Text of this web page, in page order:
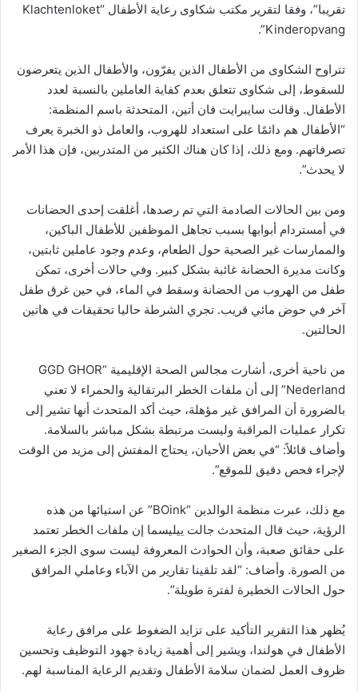
تقريبا”، وفقا لتقرير مكتب شكاوى رعاية الأطفال “Klachtenloket
Kinderopvang”.
تتراوح الشكاوى من الأطفال الذين يفرّون، والأطفال الذين يتعرضون
للسقوط، إلى شكاوى تتعلق بعدم كفاية العاملين بالنسبة لعدد
الأطفال. وقالت سايبرايت فان أتين، المتحدثة باسم المنظمة:
“الأطفال هم دائمًا على استعداد للهروب، والعامل ذو الخبرة يعرف
تصرفاتهم. ومع ذلك، إذا كان هناك الكثير من المتدربين، فإن هذا الأمر
لا يحدث”.
ومن بين الحالات الصادمة التي تم رصدها، أغلقت إحدى الحضانات
في أمستردام أبوابها بسبب تجاهل الموظفين للأطفال الباكين،
والممارسات غير الصحية حول الطعام، وعدم وجود عاملين ثابتين،
وكانت مديرة الحضانة غائبة بشكل كبير. وفي حالات أخرى، تمكن
طفل من الهروب من الحضانة وسقط في الماء، في حين غرق طفل
آخر في حوض مائي قريب. تجري الشرطة حاليا تحقيقات في هاتين
الحالتين.
من ناحية أخرى، أشارت مجالس الصحة الإقليمية “GGD GHOR
Nederland” إلى أن ملفات الخطر البرتقالية والحمراء لا تعني
بالضرورة أن المرافق غير مؤهلة، حيث أكد المتحدث أنها تشير إلى
تكرار عمليات المراقبة وليست مرتبطة بشكل مباشر بالسلامة.
وأضاف قائلاً: “في بعض الأحيان، يحتاج المفتش إلى مزيد من الوقت
لإجراء فحص دقيق للموقع”.
مع ذلك، عبرت منظمة الوالدين “BOink” عن استيائها من هذه
الرؤية، حيث قال المتحدث جالت ييليسما إن ملفات الخطر تعتمد
على حقائق صعبة، وأن الحوادث المعروفة ليست سوى الجزء الصغير
من الصورة. وأضاف: “لقد تلقينا تقارير من الآباء وعاملي المرافق
حول الحالات الخطيرة لفترة طويلة”.
يُظهر هذا التقرير التأكيد على تزايد الضغوط على مرافق رعاية
الأطفال في هولندا، ويشير إلى أهمية زيادة جهود التوظيف وتحسين
ظروف العمل لضمان سلامة الأطفال وتقديم الرعاية المناسبة لهم.